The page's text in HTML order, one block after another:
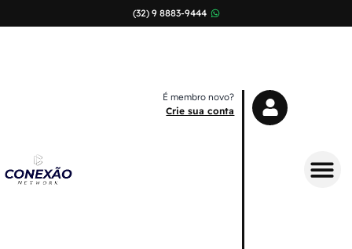
(32) 9 8883-9444
É membro novo?
Crie sua conta